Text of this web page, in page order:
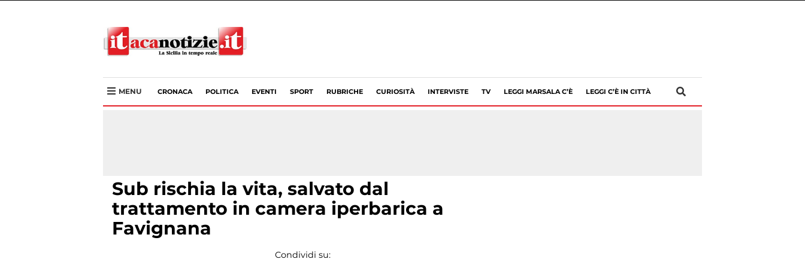
MENU CRONACA POLITICA EVENTI SPORT RUBRICHE CURIOSITÀ INTERVISTE TV LEGGI MARSALA C’È LEGGI C’È IN CITTÀ
Sub rischia la vita, salvato dal
trattamento in camera iperbarica a
Favignana
Condividi su: